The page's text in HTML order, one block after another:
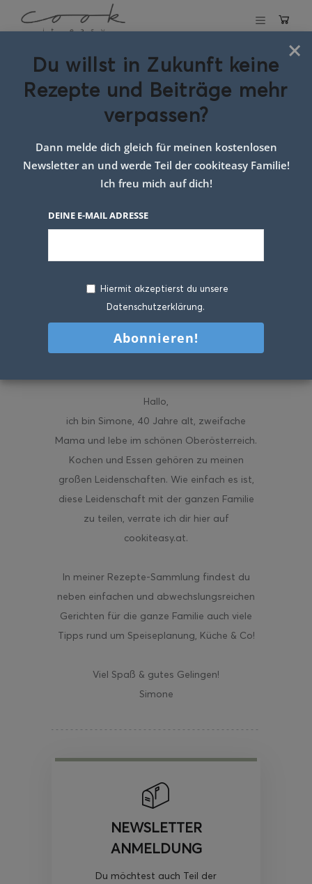
Zusammenarbeit
& Presse
Hallo,
ich bin Simone, 40 Jahre alt, zweifache
Mama und lebe im schönen Oberösterreich.
Kochen und Essen gehören zu meinen
großen Leidenschaften. Wie einfach es ist,
diese Leidenschaft mit der ganzen Familie
zu teilen, verrate ich dir hier auf
cookiteasy.at.
In meiner Rezepte-Sammlung findest du
neben einfachen und abwechslungsreichen
Gerichten für die ganze Familie auch viele
Tipps rund um Speiseplanung, Küche & Co!
Viel Spaß & gutes Gelingen!
Simone
NEWSLETTER
ANMELDUNG
Du möchtest auch Teil der
×
Du willst in Zukunft keine
Rezepte und Beiträge mehr
verpassen?
Dann melde dich gleich für meinen kostenlosen
Newsletter an und werde Teil der cookiteasy Familie!
Ich freu mich auf dich!
DEINE E-MAIL ADRESSE
Hiermit akzeptierst du unsere
Datenschutzerklärung.